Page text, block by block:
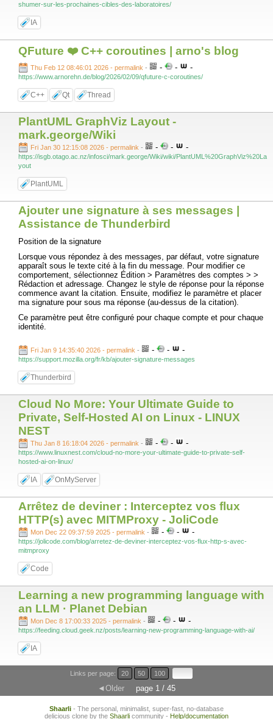
shumer-sur-les-prochaines-cibles-des-laboratoires/
IA
QFuture ❤️ C++ coroutines | arno's blog
Thu Feb 12 08:46:01 2026 - permalink - - - -
https://www.arnorehn.de/blog/2026/02/09/qfuture-c-coroutines/
C++ Qt Thread
PlantUML GraphViz Layout -
mark.george/Wiki
Fri Jan 30 12:15:08 2026 - permalink - - - -
https://isgb.otago.ac.nz/infosci/mark.george/Wiki/wiki/PlantUML%20GraphViz%20La
yout
PlantUML
Ajouter une signature à ses messages |
Assistance de Thunderbird
Position de la signature
Lorsque vous répondez à des messages, par défaut, votre signature
apparaît sous le texte cité à la fin du message. Pour modifier ce
comportement, sélectionnez Édition > Paramètres des comptes > >
Rédaction et adressage. Changez le style de réponse pour la réponse
commence avant la citation. Ensuite, modifiez le paramètre et placer
ma signature pour sous ma réponse (au-dessus de la citation).
Ce paramètre peut être configuré pour chaque compte et pour chaque
identité.
Fri Jan 9 14:35:40 2026 - permalink - - - -
https://support.mozilla.org/fr/kb/ajouter-signature-messages
Thunderbird
Cloud No More: Your Ultimate Guide to
Private, Self-Hosted AI on Linux - LINUX
NEST
Thu Jan 8 16:18:04 2026 - permalink - - - -
https://www.linuxnest.com/cloud-no-more-your-ultimate-guide-to-private-self-
hosted-ai-on-linux/
IA OnMyServer
Arrêtez de deviner : Interceptez vos flux
HTTP(s) avec MITMProxy - JoliCode
Mon Dec 22 09:37:59 2025 - permalink - - - -
https://jolicode.com/blog/arretez-de-deviner-interceptez-vos-flux-http-s-avec-
mitmproxy
Code
Learning a new programming language with
an LLM · Planet Debian
Mon Dec 8 17:00:33 2025 - permalink - - - -
https://feeding.cloud.geek.nz/posts/learning-new-programming-language-with-ai/
IA
Links per page: 20 50 100
◄Older page 1 / 45
Shaarli - The personal, minimalist, super-fast, no-database
delicious clone by the Shaarli community - Help/documentation